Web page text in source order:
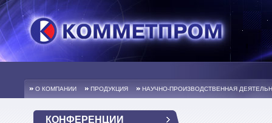
О КОМПАНИИ ПРОДУКЦИЯ НАУЧНО-ПРОИЗВОДСТВЕННАЯ
КОНФЕРЕНЦИИ